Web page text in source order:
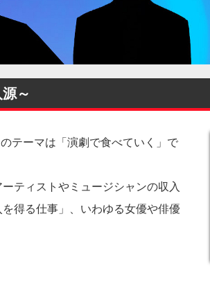
～
テーマは「演劇で食べていく」で
ーティストやミュージシャンの収入
得る仕事」、いわゆる女優や俳優